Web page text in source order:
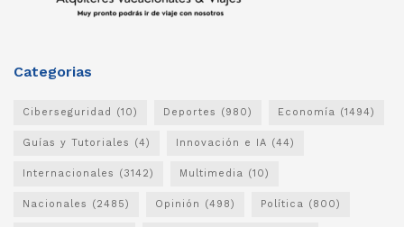
Categorias
Ciberseguridad (10) Deportes (980) Economía (1494)
Guías y Tutoriales (4) Innovación e IA (44)
Internacionales (3142) Multimedia (10)
Nacionales (2485) Opinión (498) Política (800)